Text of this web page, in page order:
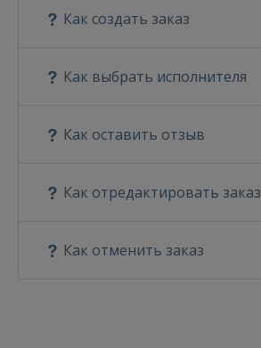
Как создать заказ
Как выбрать исполнителя
Как оставить отзыв
Как отредактировать заказ
Как отменить заказ